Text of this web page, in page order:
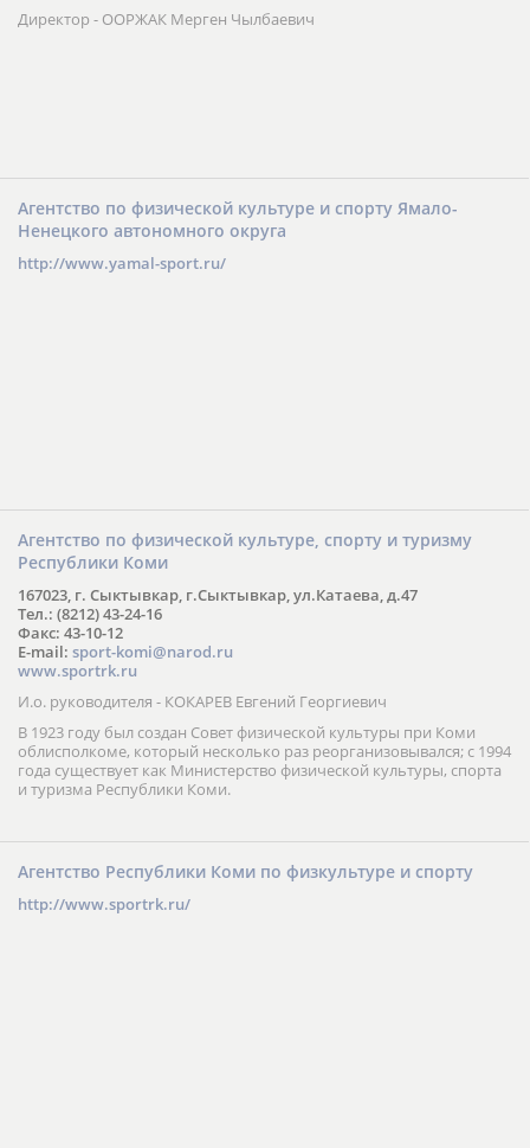
Директор - ООРЖАК Мерген Чылбаевич
Агентство по физической культуре и спорту Ямало-
Ненецкого автономного округа
http://www.yamal-sport.ru/
Агентство по физической культуре, спорту и туризму
Республики Коми
167023, г. Сыктывкар, г.Сыктывкар, ул.Катаева, д.47
Тел.: (8212) 43-24-16
Факс: 43-10-12
E-mail: sport-komi@narod.ru
www.sportrk.ru
И.о. руководителя - КОКАРЕВ Евгений Георгиевич
В 1923 году был создан Совет физической культуры при Коми
облисполкоме, который несколько раз реорганизовывался; с 1994
года существует как Министерство физической культуры, спорта
и туризма Республики Коми.
Агентство Республики Коми по физкультуре и спорту
http://www.sportrk.ru/